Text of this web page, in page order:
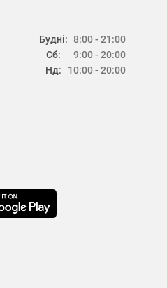
Будні:
Сб:
Нд:
8:00 - 21:00
9:00 - 20:00
10:00 - 20:00